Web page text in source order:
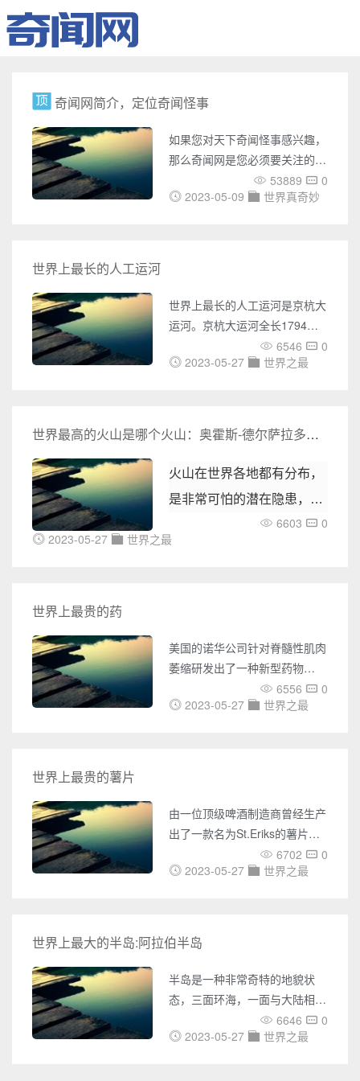
奇闻网简介，定位奇闻怪事
如果您对天下奇闻怪事感兴趣，
那么奇闻网是您必须要关注的网
站。奇闻网是一个专门介绍世界
各地奇闻怪事的网站，它涵盖了
面，它的内容极为丰富，涉及面
广，为您带来了无数神秘之旅。
在奇闻网上，您可以了解各种国
内外UFO事件的报道，包括
道，包括鬼魂附身、异象出现等
时，奇闻网还收集了大量未解之
谜的
53889
0
2023-05-09
世界真奇妙
世界上最长的人工运河
世界上最长的人工运河是京杭大
运河。京杭大运河全长1794千
米，是世界上最长的一条人工运
河，是苏伊士运河的16倍，巴拿
起北京，南至杭州，经过北京、
天津、河北、山东、江苏、浙江
六省市，沟通了海河、黄河、淮
仅便利了南北大量物资的运输交
换，也有助于我国的政治、经济
和文化的发展。
6546
0
2023-05-27
世界之最
世界最高的火山是哪个火山：奥霍斯-德尔萨拉多山（6891米）
火山在世界各地都有分布，
是非常可怕的潜在隐患，一
旦火山爆发的话，将会给人
火山呢?一起来了解一下
6603
0
2023-05-27
世界之最
世界上最贵的药
美国的诺华公司针对脊髓性肌肉
萎缩研发出了一种新型药物
Zolgensma，被称为世界上最贵
的药，据说它也是目前唯一能够
久的治疗好肌肉萎缩，所以后续
投入是非常少的。世界上最贵的
药在2019年的5月24日，美国的
食品和药物监管局就批准了诺华
缩的小孩，并且和其他的疗法不
注射就能治疗
6556
0
2023-05-27
世界之最
世界上最贵的薯片
由一位顶级啤酒制造商曾经生产
出了一款名为St.Eriks的薯片，
据说每一盒的薯片价格都要买到
56美金，而一盒之中只装有5片
金子，而据生产商自己表示，这
些薯片中其实放入了松茸、松露
等不少的名贵食材，所以才会这
么贵。世界上最贵的薯片这款薯
片的生产商主业其实是生产
St.Eriks啤酒的，据说他们认为
6702
0
2023-05-27
世界之最
世界上最大的半岛:阿拉伯半岛
半岛是一种非常奇特的地貌状
态，三面环海，一面与大陆相
连。世界上的半岛数不胜数，不
过最大的半岛只有一个，那就是
6646
0
2023-05-27
世界之最